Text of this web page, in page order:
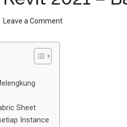
Leave a Comment
Sheet
Instance